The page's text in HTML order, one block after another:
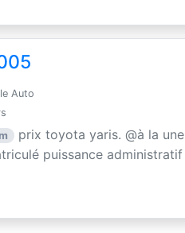
Auto
prix toyota yaris. @à la une
puissance administratif